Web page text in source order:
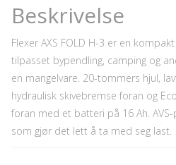
Beskrivelse
Flexer AXS FOLD H-3 er en
tilpasset bypendling, camping og
en mangelvare. 20-tommers hjul,
hydraulisk skivebremse foran og
foran med et batteri på 16 Ah.
som gjør det lett å ta med seg last.